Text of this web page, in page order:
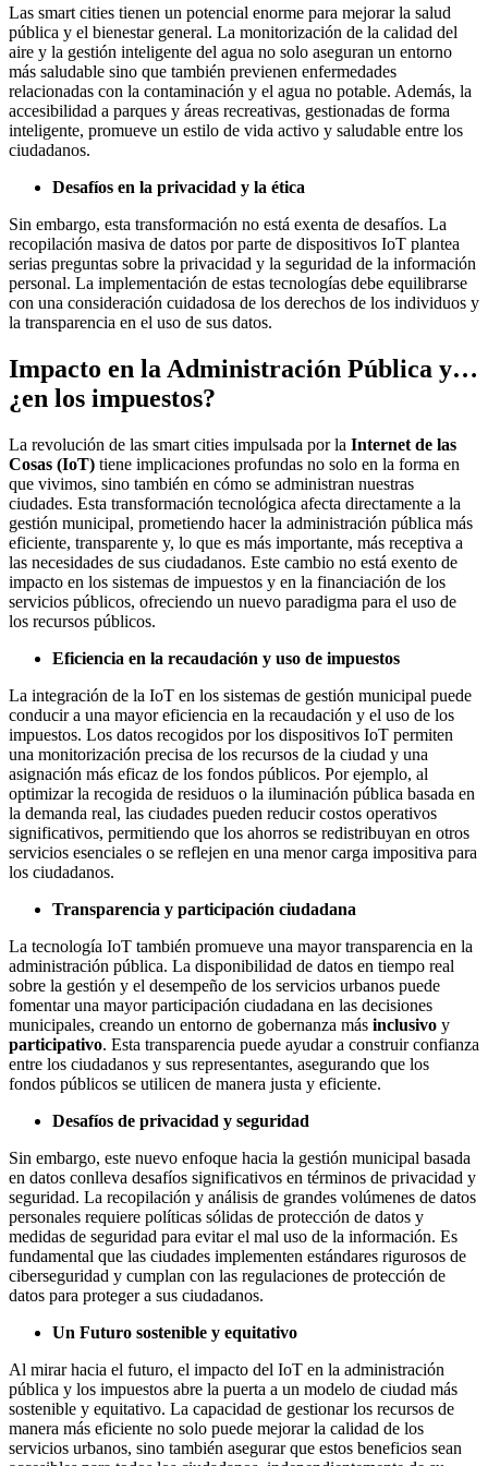
Las smart cities tienen un potencial enorme para mejorar la salud
pública y el bienestar general. La monitorización de la calidad del
aire y la gestión inteligente del agua no solo aseguran un entorno
más saludable sino que también previenen enfermedades
relacionadas con la contaminación y el agua no potable. Además, la
accesibilidad a parques y áreas recreativas, gestionadas de forma
inteligente, promueve un estilo de vida activo y saludable entre los
ciudadanos.
Desafíos en la privacidad y la ética
Sin embargo, esta transformación no está exenta de desafíos. La
recopilación masiva de datos por parte de dispositivos IoT plantea
serias preguntas sobre la privacidad y la seguridad de la información
personal. La implementación de estas tecnologías debe equilibrarse
con una consideración cuidadosa de los derechos de los individuos y
la transparencia en el uso de sus datos.
Impacto en la Administración Pública y…
¿en los impuestos?
La revolución de las smart cities impulsada por la Internet de las
Cosas (IoT) tiene implicaciones profundas no solo en la forma en
que vivimos, sino también en cómo se administran nuestras
ciudades. Esta transformación tecnológica afecta directamente a la
gestión municipal, prometiendo hacer la administración pública más
eficiente, transparente y, lo que es más importante, más receptiva a
las necesidades de sus ciudadanos. Este cambio no está exento de
impacto en los sistemas de impuestos y en la financiación de los
servicios públicos, ofreciendo un nuevo paradigma para el uso de
los recursos públicos.
Eficiencia en la recaudación y uso de impuestos
La integración de la IoT en los sistemas de gestión municipal puede
conducir a una mayor eficiencia en la recaudación y el uso de los
impuestos. Los datos recogidos por los dispositivos IoT permiten
una monitorización precisa de los recursos de la ciudad y una
asignación más eficaz de los fondos públicos. Por ejemplo, al
optimizar la recogida de residuos o la iluminación pública basada en
la demanda real, las ciudades pueden reducir costos operativos
significativos, permitiendo que los ahorros se redistribuyan en otros
servicios esenciales o se reflejen en una menor carga impositiva para
los ciudadanos.
Transparencia y participación ciudadana
La tecnología IoT también promueve una mayor transparencia en la
administración pública. La disponibilidad de datos en tiempo real
sobre la gestión y el desempeño de los servicios urbanos puede
fomentar una mayor participación ciudadana en las decisiones
municipales, creando un entorno de gobernanza más inclusivo y
participativo. Esta transparencia puede ayudar a construir confianza
entre los ciudadanos y sus representantes, asegurando que los
fondos públicos se utilicen de manera justa y eficiente.
Desafíos de privacidad y seguridad
Sin embargo, este nuevo enfoque hacia la gestión municipal basada
en datos conlleva desafíos significativos en términos de privacidad y
seguridad. La recopilación y análisis de grandes volúmenes de datos
personales requiere políticas sólidas de protección de datos y
medidas de seguridad para evitar el mal uso de la información. Es
fundamental que las ciudades implementen estándares rigurosos de
ciberseguridad y cumplan con las regulaciones de protección de
datos para proteger a sus ciudadanos.
Un Futuro sostenible y equitativo
Al mirar hacia el futuro, el impacto del IoT en la administración
pública y los impuestos abre la puerta a un modelo de ciudad más
sostenible y equitativo. La capacidad de gestionar los recursos de
manera más eficiente no solo puede mejorar la calidad de los
servicios urbanos, sino también asegurar que estos beneficios sean